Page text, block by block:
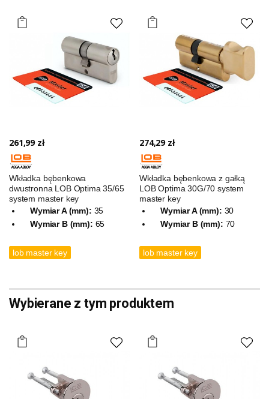
261,99 zł
Wkładka bębenkowa
dwustronna LOB Optima 35/65
system master key
Wymiar A (mm): 35
Wymiar B (mm): 65
lob master key
274,29 zł
Wkładka bębenkowa z gałką
LOB Optima 30G/70 system
master key
Wymiar A (mm): 30
Wymiar B (mm): 70
lob master key
Wybierane z tym produktem